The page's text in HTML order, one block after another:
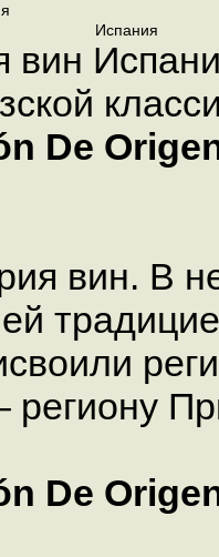
Испания
вин
De
вин. В
региону
De